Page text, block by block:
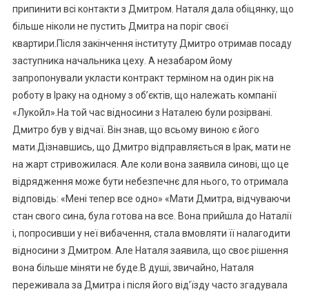
припинити всі контакти з Дмитром. Наталя дала обіцянку, що
більше ніколи не пустить Дмитра на поріг своєї
квартири.Після закінчення інституту Дмитро отримав посаду
заступника начальника цеху. А незабаром йому
запропонували укласти контракт терміном на один рік на
роботу в Іраку на одному з об’єктів, що належать компанії
«Лукойл».На той час відносини з Наталею були розірвані.
Дмитро був у відчаї. Він знав, що всьому виною є його
мати.Дізнавшись, що Дмитро відправляється в Ірак, мати не
на жарт стривожилася. Але коли вона заявила синові, що це
відрядження може бути небезпечнє для нього, то отримала
відповідь: «Мені тепер все одно» «Мати Дмитра, відчуваючи
стан свого сина, була готова на все. Вона прийшла до Наталії
і, попросивши у неї вибачення, стала вмовляти її налагодити
відносини з Дмитром. Але Наталя заявила, що своє рішення
вона більше міняти не буде.В душі, звичайно, Наталя
переживала за Дмитра і після його від’їзду часто згадувала